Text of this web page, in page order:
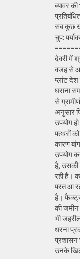
ब्यावर
सब कुछ
चुप:
देवरी में
वजह से
प्लांट देश
घराना
से
अनुसार
उपयोग
पत्थरों
कारण
उपयोग
है, उसकी
रही है।
परत आ
है।
की
भी
धरना
प्रशासन
उनके